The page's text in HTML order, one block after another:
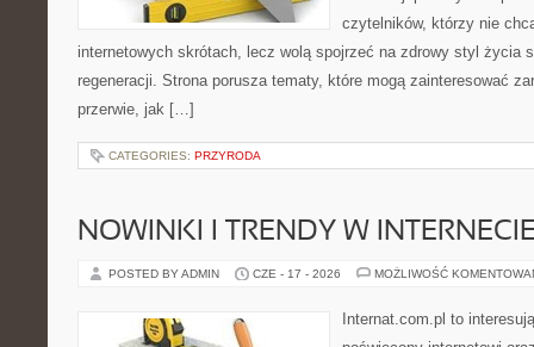
czytelników, którzy nie
internetowych skrótach, lecz wolą spojrzeć na zdrowy styl życia
regeneracji. Strona porusza tematy, które mogą zainteresować
przerwie, jak […]
CATEGORIES: PRZYRODA
NOWINKI I TRENDY W
POSTED BY ADMIN CZE - 17 - 2026 MOŻLIWOŚĆ
Internat.com.pl to